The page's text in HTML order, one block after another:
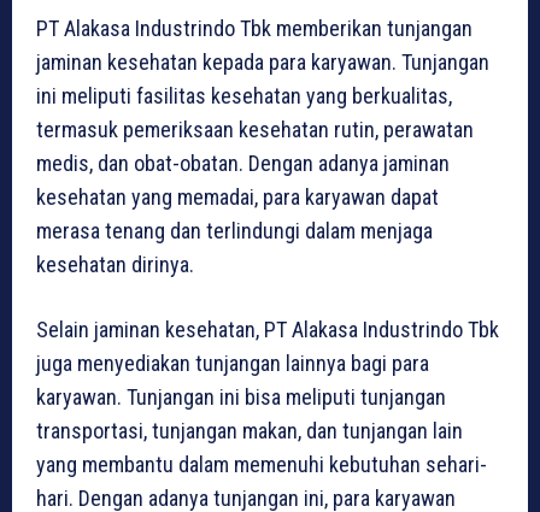
PT Alakasa Industrindo Tbk memberikan tunjangan
jaminan kesehatan kepada para karyawan. Tunjangan
ini meliputi fasilitas kesehatan yang berkualitas,
termasuk pemeriksaan kesehatan rutin, perawatan
medis, dan obat-obatan. Dengan adanya jaminan
kesehatan yang memadai, para karyawan dapat
merasa tenang dan terlindungi dalam menjaga
kesehatan dirinya.
Selain jaminan kesehatan, PT Alakasa Industrindo Tbk
juga menyediakan tunjangan lainnya bagi para
karyawan. Tunjangan ini bisa meliputi tunjangan
transportasi, tunjangan makan, dan tunjangan lain
yang membantu dalam memenuhi kebutuhan sehari-
hari. Dengan adanya tunjangan ini, para karyawan